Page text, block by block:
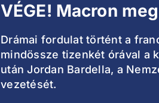
VÉGE! Macron
Drámai fordulat történt a
mindössze tizenkét órával a
után Jordan Bardella, a
vezetését.